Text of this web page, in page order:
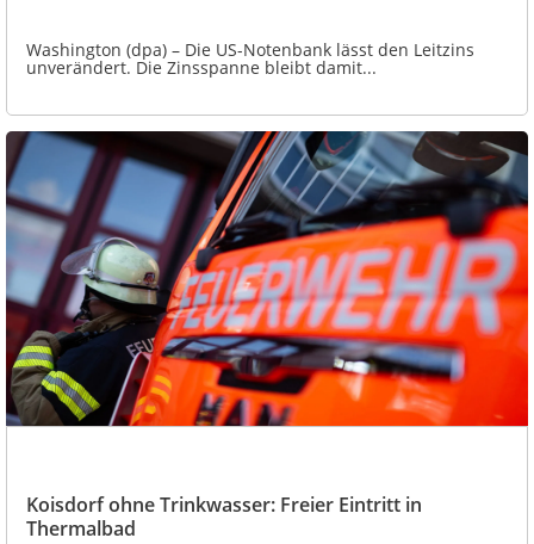
Washington (dpa) – Die US-Notenbank lässt den Leitzins
unverändert. Die Zinsspanne bleibt damit...
Koisdorf ohne Trinkwasser: Freier Eintritt in
Thermalbad